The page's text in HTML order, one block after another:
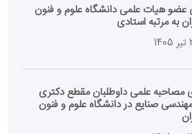
عضو هیات علمی دانشگاه علوم و فنون
به مرتبه استادی
مصاحبه علمی داوطلبان مقطع دکتری
صنایع در دانشگاه علوم و فنون